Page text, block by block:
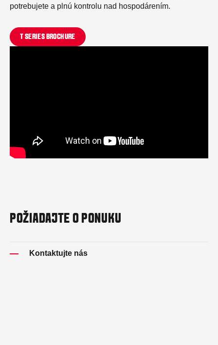
potrebujete a plnú kontrolu nad hospodárením.
T SERIES BROCHURE
POŽIADAJTE O PONUKU
Kontaktujte nás